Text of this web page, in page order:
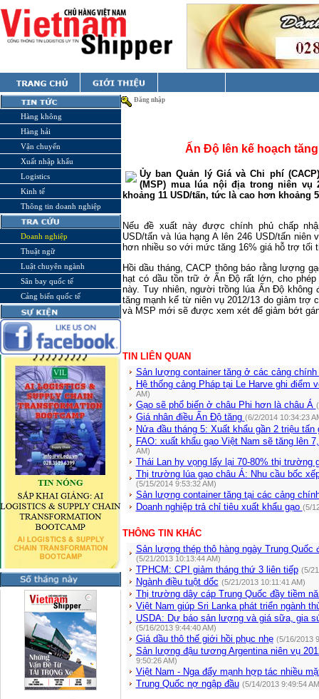
Hàng không
Hàng hải
Vận chuyển
Xuất nhập khẩu
Logistics
Kinh tế
Thông tin doanh nghiệp
Doanh nghiệp
Thuật ngữ
Luật chuyên ngành
Sân bay quốc tế
Cảng biển quốc tế
Đăng nhập
Ấn Độ lên kế hoạch
Ủy ban Quản lý Giá và Chi phí
(MSP) mua lúa nội địa trong niên vụ
khoảng 11 USD/tấn, tức là cao hơn khoảng
Nếu đề xuất này được chính phủ chấp
USD/tấn và lúa hạng A lên 246 USD/tấn
hơn nhiều so với mức tăng 16% giá hỗ trợ tối
Hồi dầu tháng, CACP thông báo rằng lượng
hạt có dầu tồn trữ ở Ấn Độ rất lớn, cho
này. Tuy nhiên, người trồng lúa Ấn Độ
tăng mạnh kể từ niên vụ 2012/13 do giảm trợ
và MSP mới sẽ được xem xét để giảm bớt
TIN LIÊN QUAN
Sản lượng container tăng ở các cảng
Hệ thống cảng Pháp tại Le Harve ghi
AM)
Gạo sẽ phổ biến ở châu Phi hơn là châu Á
Giá nhân điều Ấn Độ tăng (6/2/2014 10:34:23
Nửa đầu tháng 5: Xuất khẩu gần 2 triệu tấn
FAO: xuất khẩu gạo Việt Nam sẽ tăng lên
AM)
Thái Lan hy vọng lấy lại 70-80% thị trường
Thị trường lúa gạo châu Á: Nhu cầu bốc
(5/15/2014 9:53:32 AM)
Sản lượng container tăng tại các cảng
Doanh nghiệp trả chỉ tiêu xuất khẩu gạo (5/
THÔNG TIN KHÁC
Sản lượng thép thô hàng ngày Trung
(5/21/2013 10:13:44 AM)
TPHCM: CPI giảm tháng thứ 3 liên tiếp (5/
Ngành điều tuột dốc (5/21/2013 10:11:41 AM)
Thị trường dây cáp Trung Quốc đầy tiềm
Việt Nam giúp Sri Lanka phát triển ngành
USDA: Dự báo sản lượng và giá sữa, gia
(5/16/2013 9:44:40 AM)
Giá dầu thô thế giới hồi phục nhẹ (5/16/2013
Sản lượng đậu tương Argentina niên vụ
9:50:26 AM)
Việt Nam - Nga đẩy mạnh hợp tác nhiều
Trung Quốc nợ ngập đầu (5/14/2013 9:49:54